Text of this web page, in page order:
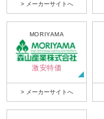
> メーカーサイトへ
MORIYAMA
激安特価
> メーカーサイトへ